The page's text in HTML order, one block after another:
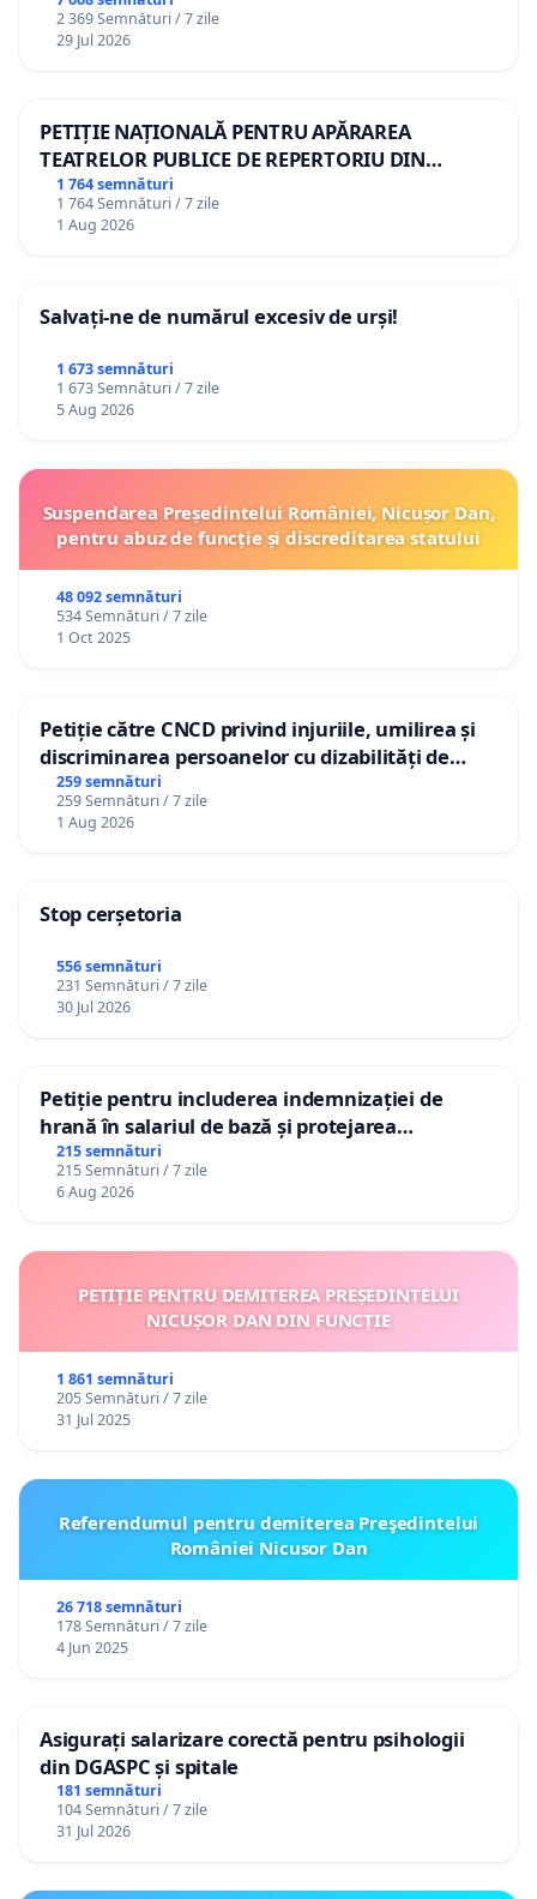
2 369 Semnături / 7 zile
29 Jul 2026
PETIȚIE NAȚIONALĂ PENTRU APĂRAREA
TEATRELOR PUBLICE DE REPERTORIU DIN
ROMÂNIA
1 764 semnături
1 764 Semnături / 7 zile
1 Aug 2026
Salvați-ne de numărul excesiv de urși!
1 673 semnături
1 673 Semnături / 7 zile
5 Aug 2026
Suspendarea Președintelui României, Nicușor Dan,
pentru abuz de funcție și discreditarea statului
48 092 semnături
534 Semnături / 7 zile
1 Oct 2025
Petiție către CNCD privind injuriile, umilirea și
discriminarea persoanelor cu dizabilități de
către utilizatorul TikTok „Gorici”
259 semnături
259 Semnături / 7 zile
1 Aug 2026
Stop cerșetoria
556 semnături
231 Semnături / 7 zile
30 Jul 2026
Petiție pentru includerea indemnizației de
hrană în salariul de bază și protejarea
gradațiilor de vechime pentru asistenții
personali
215 semnături
215 Semnături / 7 zile
6 Aug 2026
PETIȚIE PENTRU DEMITEREA PREȘEDINTELUI
NICUȘOR DAN DIN FUNCȚIE
1 861 semnături
205 Semnături / 7 zile
31 Jul 2025
Referendumul pentru demiterea Preşedintelui
României Nicusor Dan
26 718 semnături
178 Semnături / 7 zile
4 Jun 2025
Asigurați salarizare corectă pentru psihologii
din DGASPC și spitale
181 semnături
104 Semnături / 7 zile
31 Jul 2026